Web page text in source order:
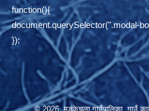
function(){
document.querySelector(".modal-
});
© 2026 मुड्केचुला गाउँपालिका, गाउँ